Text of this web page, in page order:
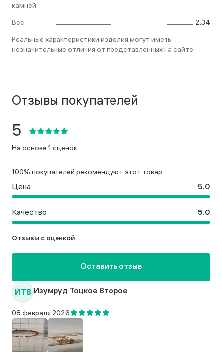
камней
Вес
2.34
Реальные характеристики изделия могут иметь
незначительные отличия от представленных на сайте.
Отзывы покупателей
ИТВ Изумруд Тоцкое Второе
08 февраля 2026
На основе 1 оценок
100% покупателей рекомендуют этот товар
Цена
Качество
Отзывы с оценкой
Оставить отзыв